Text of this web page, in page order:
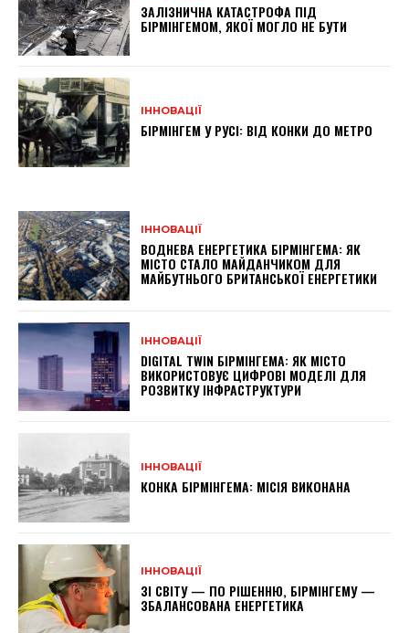
ЗАЛІЗНИЧНА КАТАСТРОФА ПІД
БІРМІНГЕМОМ, ЯКОЇ МОГЛО НЕ БУТИ
ІННОВАЦІЇ
БІРМІНГЕМ У РУСІ: ВІД КОНКИ ДО МЕТРО
ІННОВАЦІЇ
ВОДНЕВА ЕНЕРГЕТИКА БІРМІНГЕМА: ЯК
МІСТО СТАЛО МАЙДАНЧИКОМ ДЛЯ
МАЙБУТНЬОГО БРИТАНСЬКОЇ ЕНЕРГЕТИКИ
ІННОВАЦІЇ
DIGITAL TWIN БІРМІНГЕМА: ЯК МІСТО
ВИКОРИСТОВУЄ ЦИФРОВІ МОДЕЛІ ДЛЯ
РОЗВИТКУ ІНФРАСТРУКТУРИ
ІННОВАЦІЇ
КОНКА БІРМІНГЕМА: МІСІЯ ВИКОНАНА
ІННОВАЦІЇ
ЗІ СВІТУ — ПО РІШЕННЮ, БІРМІНГЕМУ —
ЗБАЛАНСОВАНА ЕНЕРГЕТИКА